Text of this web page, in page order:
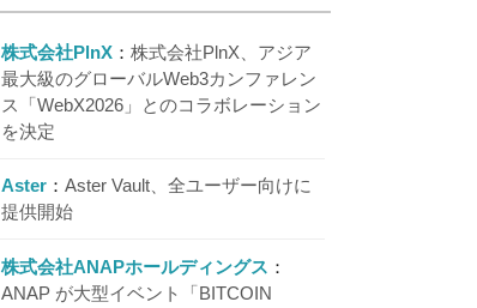
株式会社PlnX
株式会社PlnX、アジア
最大級のグローバルWeb3カンファレン
ス「WebX2026」とのコラボレーション
を決定
Aster
Aster Vault、全ユーザー向けに
提供開始
株式会社ANAPホールディングス
ANAP が大型イベント「BITCOIN